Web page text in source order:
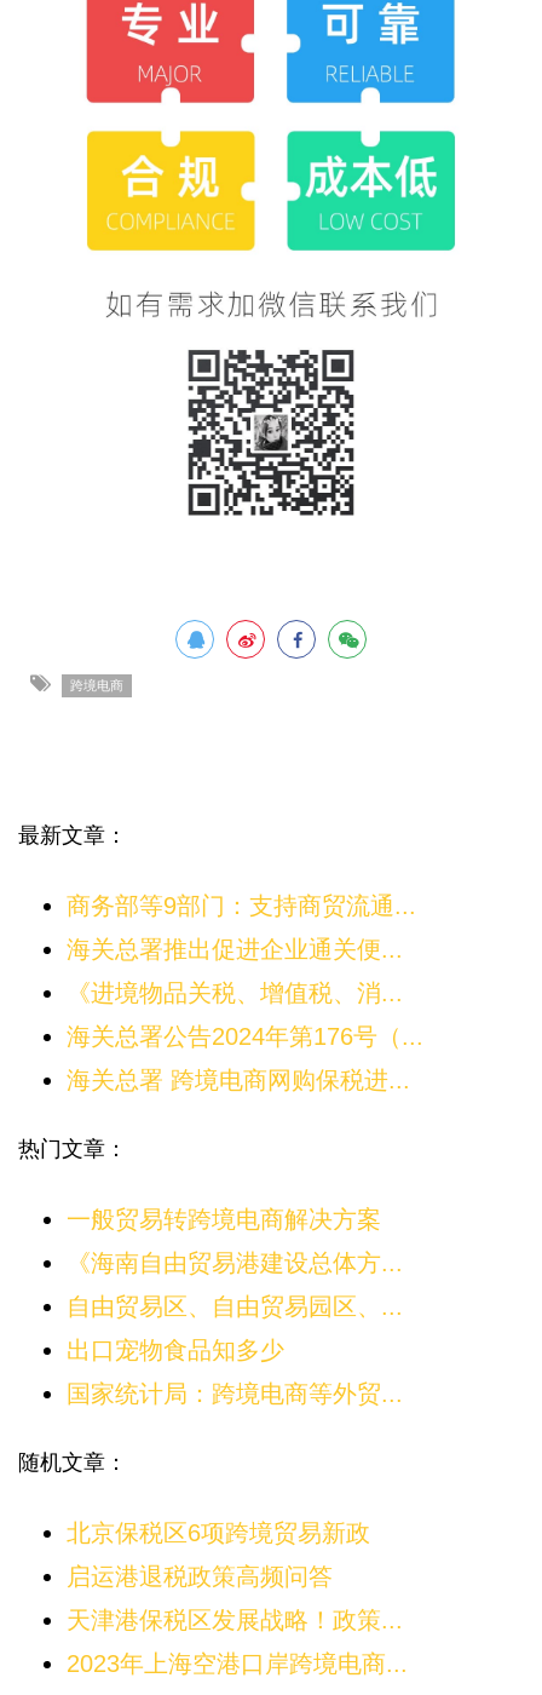
跨境电商
最新文章：
商务部等9部门：支持商贸流通...
海关总署推出促进企业通关便...
《进境物品关税、增值税、消...
海关总署公告2024年第176号（...
海关总署 跨境电商网购保税进...
热门文章：
一般贸易转跨境电商解决方案
《海南自由贸易港建设总体方...
自由贸易区、自由贸易园区、...
出口宠物食品知多少
国家统计局：跨境电商等外贸...
随机文章：
北京保税区6项跨境贸易新政
启运港退税政策高频问答
天津港保税区发展战略！政策...
2023年上海空港口岸跨境电商...